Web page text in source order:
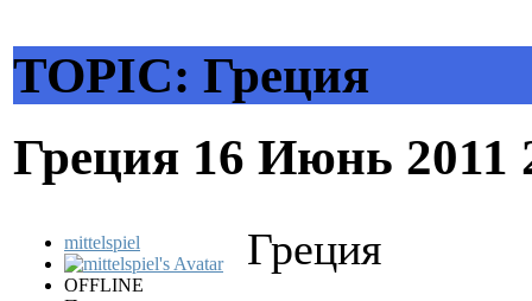
TOPIC: Греция
Греция 16 Июнь 2011
mittelspiel
OFFLINE
Греция